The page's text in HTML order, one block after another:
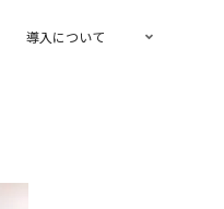
導入について